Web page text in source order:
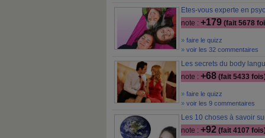
Etes-vous experte en
note : +179 (fait 5678
» faire le quizz
» voir les 32 commentaires
Les secrets du body
note : +68 (fait 5433
» faire le quizz
» voir les 9 commentaires
Les 10 choses à savoir
note : +92 (fait 4107